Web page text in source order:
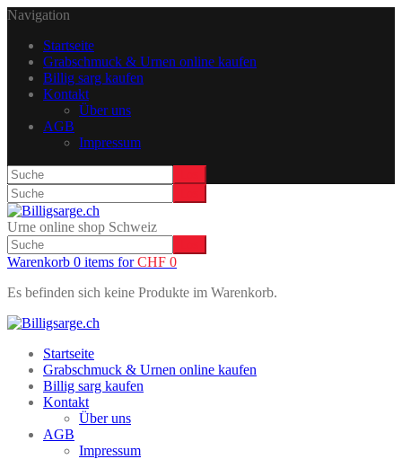
Navigation
Startseite
Grabschmuck & Urnen online kaufen
Billig sarg kaufen
Kontakt
Über uns
AGB
Impressum
Urne online shop Schweiz
Warenkorb 0 items forCHF 0
Es befinden sich keine Produkte im Warenkorb.
Startseite
Grabschmuck & Urnen online kaufen
Billig sarg kaufen
Kontakt
Über uns
AGB
Impressum